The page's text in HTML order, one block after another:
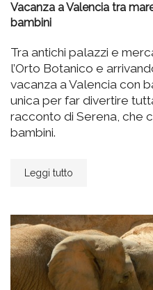
Vacanza a Valencia tra
bambini
Tra antichi palazzi e
l’Orto Botanico e
vacanza a Valencia con
unica per far divertire
racconto di Serena, che
bambini.
Leggi tutto